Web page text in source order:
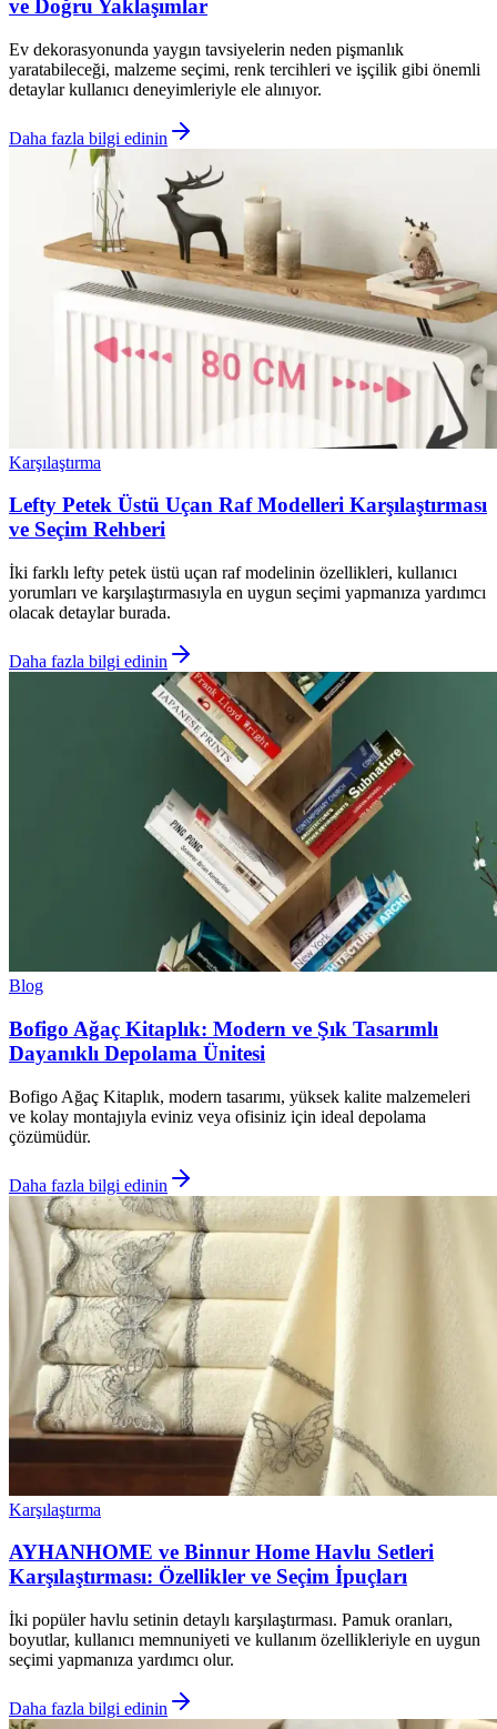
ve Doğru Yaklaşımlar
Ev dekorasyonunda yaygın tavsiyelerin neden pişmanlık
yaratabileceği, malzeme seçimi, renk tercihleri ve işçilik gibi önemli
detaylar kullanıcı deneyimleriyle ele alınıyor.
Daha fazla bilgi edinin
Karşılaştırma
Lefty Petek Üstü Uçan Raf Modelleri Karşılaştırması
ve Seçim Rehberi
İki farklı lefty petek üstü uçan raf modelinin özellikleri, kullanıcı
yorumları ve karşılaştırmasıyla en uygun seçimi yapmanıza yardımcı
olacak detaylar burada.
Daha fazla bilgi edinin
Blog
Bofigo Ağaç Kitaplık: Modern ve Şık Tasarımlı
Dayanıklı Depolama Ünitesi
Bofigo Ağaç Kitaplık, modern tasarımı, yüksek kalite malzemeleri
ve kolay montajıyla eviniz veya ofisiniz için ideal depolama
çözümüdür.
Daha fazla bilgi edinin
Karşılaştırma
AYHANHOME ve Binnur Home Havlu Setleri
Karşılaştırması: Özellikler ve Seçim İpuçları
İki popüler havlu setinin detaylı karşılaştırması. Pamuk oranları,
boyutlar, kullanıcı memnuniyeti ve kullanım özellikleriyle en uygun
seçimi yapmanıza yardımcı olur.
Daha fazla bilgi edinin